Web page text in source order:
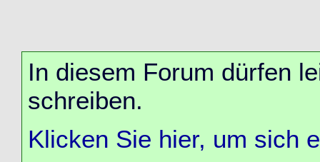
In diesem Forum dürfen
schreiben.
Klicken Sie hier, um sich